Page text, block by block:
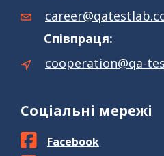
Співпраця:
cooperation@qa-
Соціальні мережі
Facebook